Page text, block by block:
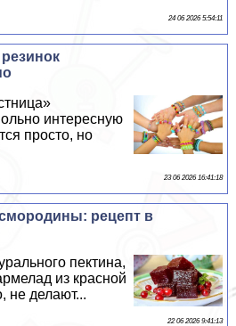
24 06 2026 5:54:11
интересную
просто, но
23 06 2026 16:41:18
рецепт в
пектина,
из красной
не делают...
22 06 2026 9:41:13